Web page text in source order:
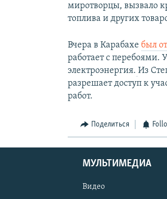
миротворцы, вызвало
топлива и других
Вчера в Карабахе был
работает с перебоями.
электроэнергия. Из
разрешает доступ к
работ.
Поделиться
МУЛЬТИМЕДИА
Видео